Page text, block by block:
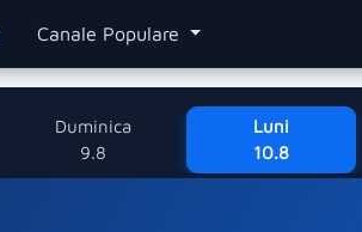
Canale Populare
Duminica
9.8
Luni
10.8